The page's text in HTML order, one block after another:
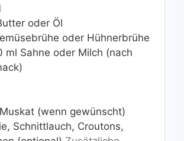
oder Öl
oder Hühnerbrühe
ml Sahne oder Milch (nach
Muskat (wenn gewünscht)
Schnittlauch, Croutons,